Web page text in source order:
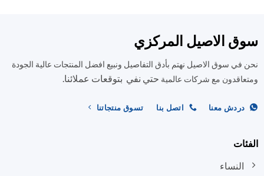
الاصيل المركزي
سوق الاصيل نهتم بأدق التفاصيل ونبيع افضل المنتجات عالية الجودة
مع شركات عالميةحتي نفي بتوقعات عملائنا.
دردش معنا اتصل بنا تسوق منتجاتنا
النساء